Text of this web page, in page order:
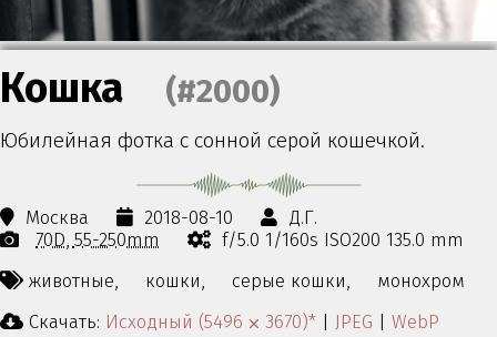
Кошка (#2000)
Юбилейная фотка с сонной серой кошечкой.
Москва 2018-08-10
Д.Г.
70D 55-250mm
f/5.0 1/160s ISO200 135.0 mm
животные,
кошки, серые кошки,
монохром
Скачать: Исходный (5496 ⨉ 3670)* | JPEG | WebP